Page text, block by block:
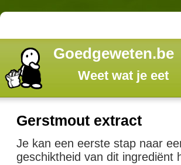
Goedgeweten.be
Weet wat je eet
Gerstmout extract
Je kan een eerste stap naar
geschiktheid van dit